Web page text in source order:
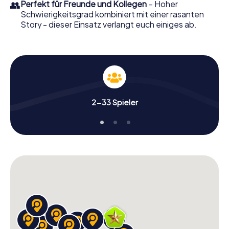
👥Perfekt für Freunde und Kollegen – Hoher
Schwierigkeitsgrad kombiniert mit einer rasanten
Story - dieser Einsatz verlangt euch einiges ab.
2-33 Spieler